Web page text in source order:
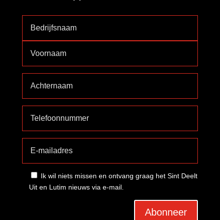
Ik wil niets missen en ontvang graag het Sint Deelt
Uit en Lutim nieuws via e-mail.
Abonneer